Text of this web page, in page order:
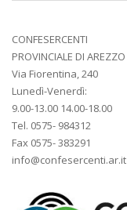
CONFESERCENTI
PROVINCIALE DI AREZZO
Via Fiorentina, 240
Lunedì-Venerdì:
9.00-13.00 14.00-18.00
Tel. 0575- 984312
Fax 0575- 383291
info@confesercenti.ar.it